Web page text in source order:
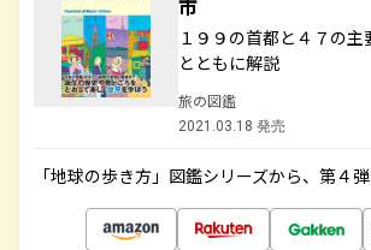
市
１９９の首都と４７の
とともに解説
旅の図鑑
2021.03.18 発売
「地球の歩き方」図鑑シリーズから、第４弾